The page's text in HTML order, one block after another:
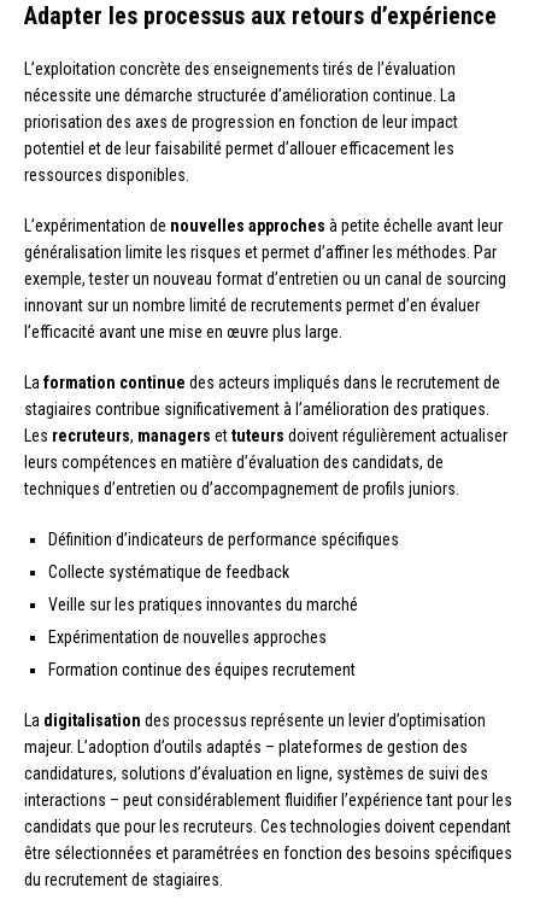
Adapter les processus aux retours d’expérience
L’exploitation concrète des enseignements tirés de l’évaluation
nécessite une démarche structurée d’amélioration continue. La
priorisation des axes de progression en fonction de leur impact
potentiel et de leur faisabilité permet d’allouer efficacement les
ressources disponibles.
L’expérimentation de nouvelles approches à petite échelle avant leur
généralisation limite les risques et permet d’affiner les méthodes. Par
exemple, tester un nouveau format d’entretien ou un canal de sourcing
innovant sur un nombre limité de recrutements permet d’en évaluer
l’efficacité avant une mise en œuvre plus large.
La formation continue des acteurs impliqués dans le recrutement de
stagiaires contribue significativement à l’amélioration des pratiques.
Les recruteurs, managers ettuteurs doivent régulièrement actualiser
leurs compétences en matière d’évaluation des candidats, de
techniques d’entretien ou d’accompagnement de profils juniors.
Définition d’indicateurs de performance spécifiques
Collecte systématique de feedback
Veille sur les pratiques innovantes du marché
Expérimentation de nouvelles approches
Formation continue des équipes recrutement
La digitalisation des processus représente un levier d’optimisation
majeur. L’adoption d’outils adaptés – plateformes de gestion des
candidatures, solutions d’évaluation en ligne, systèmes de suivi des
interactions – peut considérablement fluidifier l’expérience tant pour les
candidats que pour les recruteurs. Ces technologies doivent cependant
être sélectionnées et paramétrées en fonction des besoins spécifiques
du recrutement de stagiaires.